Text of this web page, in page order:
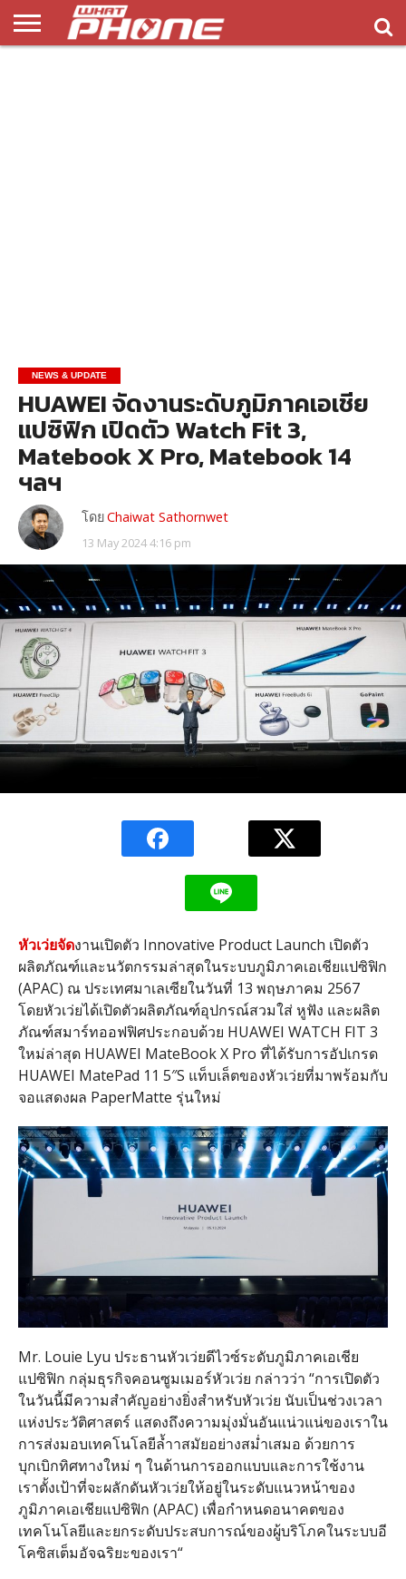
NEWS & UPDATE
HUAWEI จัดงานระดับภูมิภาคเอเชีย
แปซิฟิก เปิดตัว Watch Fit 3,
Matebook X Pro, Matebook 14
ฯลฯ
โดยChaiwat Sathornwet
13 May 2024 4:16 pm
หัวเว่ยจัดงานเปิดตัว Innovative Product Launch เปิดตัว
ผลิตภัณฑ์และนวัตกรรมล่าสุดในระบบภูมิภาคเอเชียแปซิฟิก
(APAC) ณ ประเทศมาเลเซียในวันที่ 13 พฤษภาคม 2567
โดยหัวเว่ยได้เปิดตัวผลิตภัณฑ์อุปกรณ์สวมใส่ หูฟัง และผลิต
ภัณฑ์สมาร์ทออฟฟิศประกอบด้วย HUAWEI WATCH FIT 3
ใหม่ล่าสุดHUAWEI MateBook X Pro ที่ได้รับการอัปเกรด
HUAWEI MatePad 11 5″S แท็บเล็ตของหัวเว่ยที่มาพร้อมกับ
จอแสดงผล PaperMatte รุ่นใหม่
Mr. Louie Lyu ประธานหัวเว่ยดีไวซ์ระดับภูมิภาคเอเชีย
แปซิฟิก กลุ่มธุรกิจคอนซูมเมอร์หัวเว่ย กล่าวว่า “การเปิดตัว
ในวันนี้มีความสําคัญอย่างยิ่งสําหรับหัวเว่ย นับเป็นช่วงเวลา
แห่งประวัติศาสตร์ แสดงถึงความมุ่งมั่นอันแน่วแน่ของเราใน
การส่งมอบเทคโนโลยีล้ำาสมัยอย่างสม่ำเสมอ ด้วยการ
บุกเบิกทิศทางใหม่ ๆ ในด้านการออกแบบและการใช้งาน
เราตั้งเป้าที่จะผลักดันหัวเว่ยให้อยู่ในระดับแนวหน้าของ
ภูมิภาคเอเชียแปซิฟิก (APAC) เพื่อกําหนดอนาคตของ
เทคโนโลยีและยกระดับประสบการณ์ของผู้บริโภคในระบบอี
โคซิสเต็มอัจฉริยะของเรา“